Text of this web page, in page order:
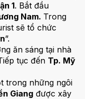
1. Bắt đầu
Nam. Trong
sẽ tổ chức
”.
ăn sáng tại nhà
tục đến Tp. Mỹ
trong những ngôi
Giang được xây